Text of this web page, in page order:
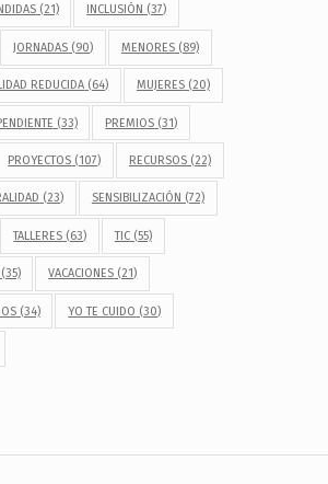
(21) INCLUSIÓN (37)
JORNADAS (90) MENORES(89)
REDUCIDA (64) MUJERES(20)
(33) PREMIOS (31)
PROYECTOS (107) RECURSOS(22)
(23) SENSIBILIZACIÓN (72)
TALLERES (63) TIC(55)
(35) VACACIONES (21)
(34) YO TE CUIDO (30)